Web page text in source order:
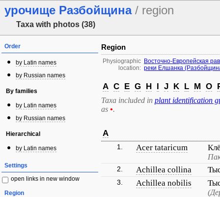
урочище Разбойщина/ region
Taxa with photos (38)
Order
by Latin names
by Russian names
By families
by Latin names
by Russian names
Hierarchical
by Latin names
Settings
open links in new window
Region
Region
Physiographic
location:
Восточно-Европейская
реки Елшанка
A C E G H I J K L M O
Taxa included in plant identification
as •.
A
1. Acer tataricum
2. Achillea collina
3. Achillea nobilis